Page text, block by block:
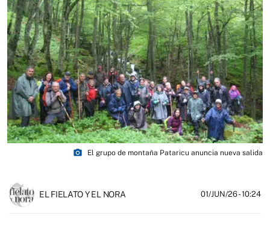
photo_camera El grupo de montaña Pataricu anuncia nueva salida
EL FIELATO Y EL NORA 01/JUN/26- 10:24